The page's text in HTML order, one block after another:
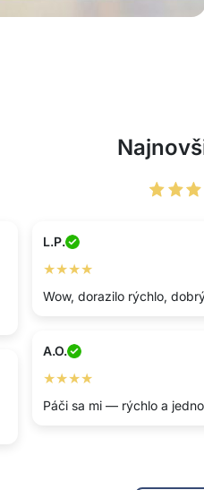
L.P.
★★★★
Wow, dorazilo rýchlo,
A.O.
★★★★
Páči sa mi — rýchlo a